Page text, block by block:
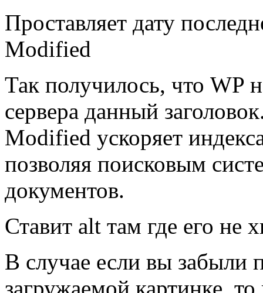
Проставляет дату
Modified
Так получилось, что WP
сервера данный
Modified ускоряет
позволяя поисковым
документов.
Ставит alt там где его не
В случае если вы забыли
загружаемой картинке, то